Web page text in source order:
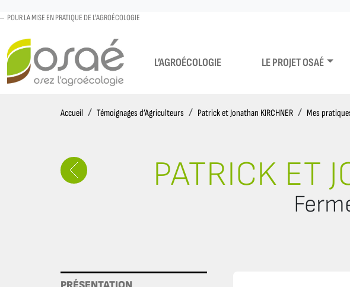
POUR LA MISE EN PRATIQUE DE L'AGROÉCOLOGIE
L’AGROÉCOLOGIE LE PROJET OSAÉ
Accueil AccueilTémoignages d’Agriculteurs Patrick et Jonathan KIRCHNER Mes
PATRICK ET